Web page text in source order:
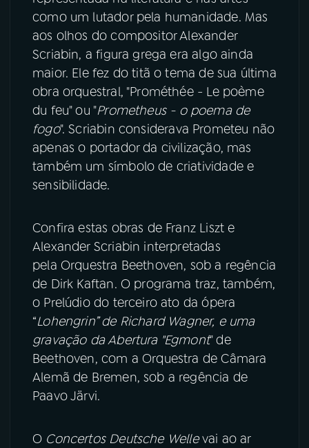
como um lutador pela humanidade. Mas
aos olhos do compositor Alexander
Scriabin, a figura grega era algo ainda
maior. Ele fez do titã o tema de sua última
obra orquestral, "Prométhée - Le poème
du feu" ou "Prometheus - o poema de
fogo". Scriabin considerava Prometeu não
apenas o portador da civilização, mas
também um símbolo de criatividade e
sensibilidade.
Confira estas obras de Franz Liszt e
Alexander Scriabin interpretadas
pela Orquestra Beethoven, sob a regência
de Dirk Kaftan. O programa traz, também,
o Prelúdio do terceiro ato da ópera
“Lohengrin” de Richard Wagner, e uma
gravação da Abertura "Egmont" de
Beethoven, com a Orquestra de Câmara
Alemã de Bremen, sob a regência de
Paavo Järvi.
O Concertos Deutsche Wellevai ao ar